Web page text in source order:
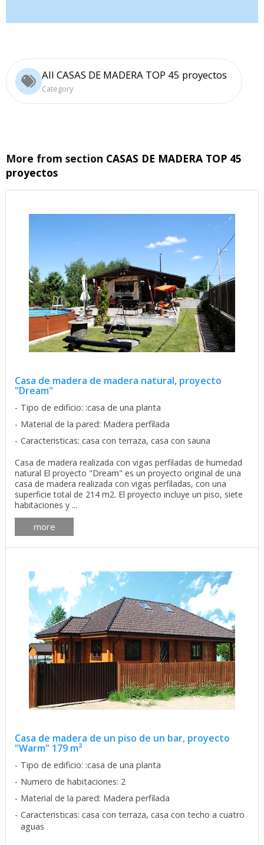
All CASAS DE MADERA TOP 45 proyectos
Category
More from section CASAS DE MADERA TOP 45
proyectos
Casa de madera de madera natural, proyecto
"Dream"
Tipo de edificio: :casa de una planta
Material de la pared: Madera perfilada
Caracteristicas: casa con terraza, casa con sauna
Casa de madera realizada con vigas perfiladas de humedad
natural El proyecto "Dream" es un proyecto original de una
casa de madera realizada con vigas perfiladas, con una
superficie total de 214 m2. El proyecto incluye un piso, siete
habitaciones y ...
more
Casa de madera de un piso de un bar, proyecto
"Warm" 179 m²
Tipo de edificio: :casa de una planta
Numero de habitaciones: 2
Material de la pared: Madera perfilada
Caracteristicas: casa con terraza, casa con techo a cuatro
aguas